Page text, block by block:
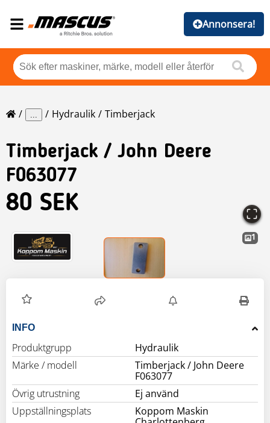
Annonsera!
... Hydraulik Timberjack
Timberjack / John Deere
F063077
80 SEK
1
INFO
Produktgrupp
Hydraulik
Märke / modell
Timberjack / John Deere
F063077
Övrig utrustning
Ej använd
Uppställningsplats
Koppom Maskin